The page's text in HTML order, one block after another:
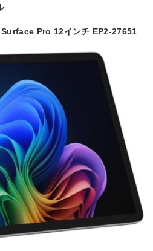
Pro 12インチ EP2-27651